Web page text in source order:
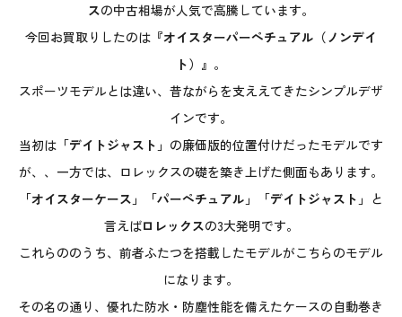
スの中古相場が人気で高騰しています。
今回お買取りしたのは 『オイスターパーペチュアル（ノンデイ
ト）』 。
スポーツモデルとは違い、昔ながらを支ええてきたシンプルデザ
インです。
当初は 「デイトジャスト」 の廉価版的位置付けだったモデルです
が、、一方では、ロレックスの礎を築き上げた側面もあります。
「オイスターケース」「パーペチュアル」「デイトジャスト」 と
言えばロレックスの3大発明です。
これらののうち、前者ふたつを搭載したモデルがこちらのモデル
になります。
その名の通り、優れた防水・防塵性能を備えたケースの自動巻き